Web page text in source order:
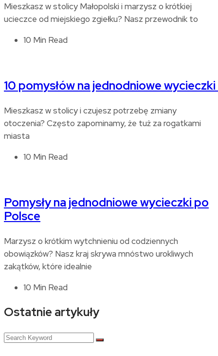
Mieszkasz w stolicy Małopolski i marzysz o krótkiej
ucieczce od miejskiego zgiełku? Nasz przewodnik to
10 Min Read
10 pomysłów na jednodniowe
Mieszkasz w stolicy i czujesz potrzebę zmiany
otoczenia? Często zapominamy, że tuż za rogatkami
miasta
10 Min Read
Pomysły na jednodniowe wycieczki po
Polsce
Marzysz o krótkim wytchnieniu od codziennych
obowiązków? Nasz kraj skrywa mnóstwo urokliwych
zakątków, które idealnie
10 Min Read
Ostatnie artykuły